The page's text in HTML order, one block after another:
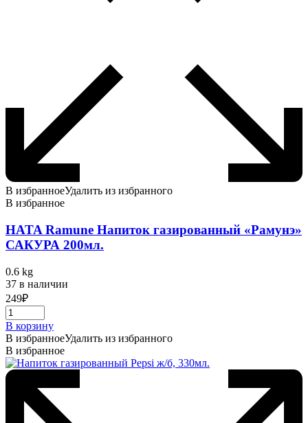
В избранноеУдалить из избранного
В избранное
HATA Ramune Напиток газированный «Рамунэ»
САКУРА 200мл.
0.6 kg
37 в наличии
249₽
В корзину
В избранноеУдалить из избранного
В избранное